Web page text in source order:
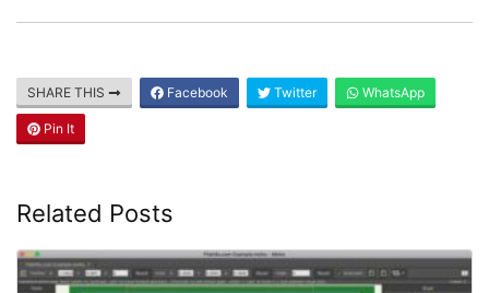
SHARE THIS Facebook Twitter WhatsApp
Pin It
Related Posts